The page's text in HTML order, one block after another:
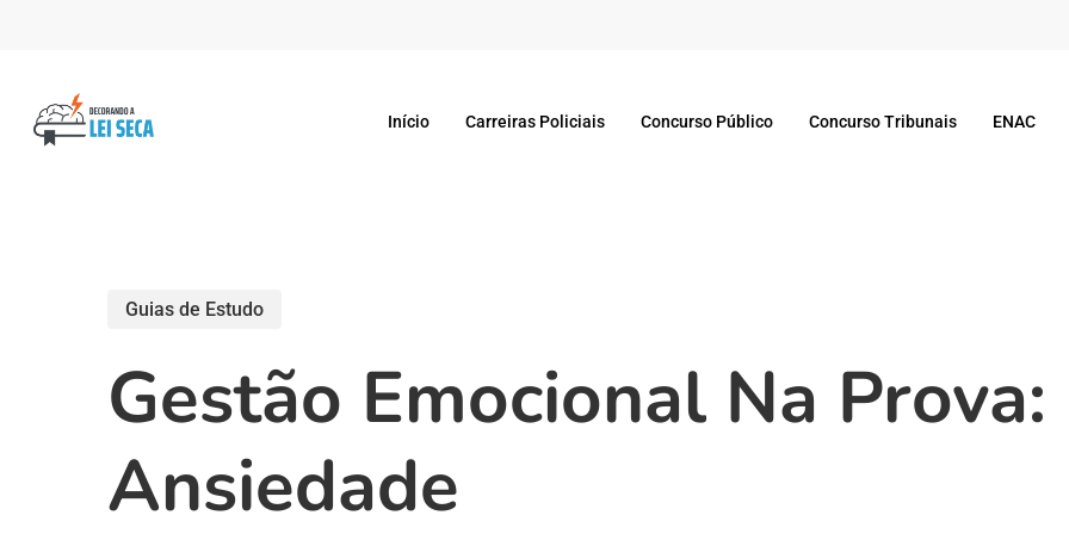
content
Início Carreiras Policiais Concurso Público Concurso Tribunais ENAC
Guias de Estudo
Gestão Emocional Na
Ansiedade